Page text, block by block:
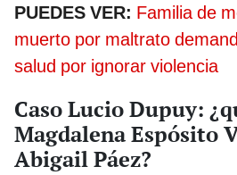
PUEDES VER: Familia de
muerto por maltrato
salud por ignorar violencia
Caso Lucio Dupuy:
Magdalena Espósito
Abigail Páez?